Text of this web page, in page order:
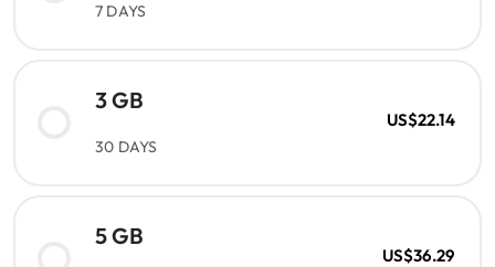
7 DAYS
3 GB
30 DAYS
US$22.14
5 GB
US$36.29